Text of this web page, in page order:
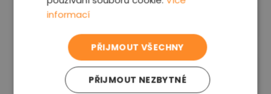
Kontrola stavu kapalin a nádrží​
Kontrolní projížďka
informací
PŘIJMOUT VŠECHNY
PŘIJMOUT NEZBYTNÉ